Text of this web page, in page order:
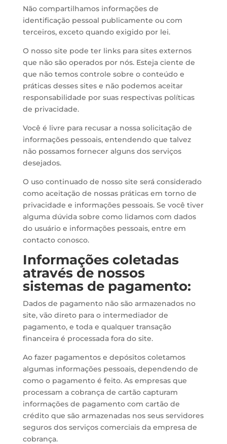
Não compartilhamos informações de
identificação pessoal publicamente ou com
terceiros, exceto quando exigido por lei.
O nosso site pode ter links para sites externos
que não são operados por nós. Esteja ciente de
que não temos controle sobre o conteúdo e
práticas desses sites e não podemos aceitar
responsabilidade por suas respectivas políticas
de privacidade.
Você é livre para recusar a nossa solicitação de
informações pessoais, entendendo que talvez
não possamos fornecer alguns dos serviços
desejados.
O uso continuado de nosso site será considerado
como aceitação de nossas práticas em torno de
privacidade e informações pessoais. Se você tiver
alguma dúvida sobre como lidamos com dados
do usuário e informações pessoais, entre em
contacto conosco.
Informações coletadas
através de nossos
sistemas de pagamento:
Dados de pagamento não são armazenados no
site, vão direto para o intermediador de
pagamento, e toda e qualquer transação
financeira é processada fora do site.
Ao fazer pagamentos e depósitos coletamos
algumas informações pessoais, dependendo de
como o pagamento é feito. As empresas que
processam a cobrança de cartão capturam
informações de pagamento com cartão de
crédito que são armazenadas nos seus servidores
seguros dos serviços comerciais da empresa de
cobrança.